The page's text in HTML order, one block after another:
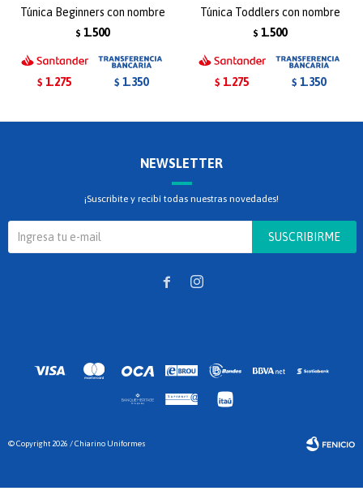
Túnica Beginners con nombre
$ 1.500
$ 1.275 $ 1.350
Túnica Toddlers con nombre
$ 1.500
$ 1.275 $ 1.350
NEWSLETTER
¡Suscribite y recibí todas nuestras novedades!
SUSCRIBIRME
 
© Copyright 2026 / Chiarino Uniformes